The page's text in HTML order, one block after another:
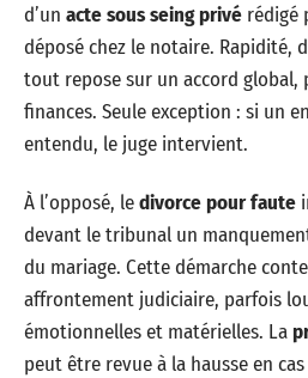
d’un acte sous seing privé rédigé
déposé chez le notaire. Rapidité,
tout repose sur un accord global,
finances. Seule exception : si un
entendu, le juge intervient.
À l’opposé, ledivorce pour faute
devant le tribunal un
du mariage. Cette démarche
affrontement judiciaire, parfois
émotionnelles et matérielles. La
peut être revue à la hausse en